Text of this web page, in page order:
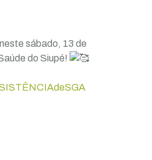
sábado, 13 de
do Siupé!